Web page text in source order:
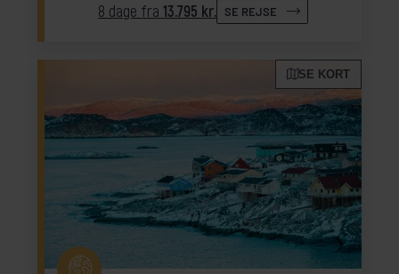
8 dage fra13.795 kr. SE REJSE
SE KORT